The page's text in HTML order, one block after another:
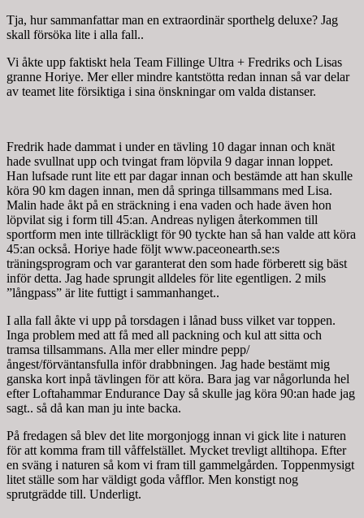
Tja, hur sammanfattar man en extraordinär sporthelg deluxe? Jag
skall försöka lite i alla fall..
Vi åkte upp faktiskt hela Team Fillinge Ultra + Fredriks och Lisas
granne Horiye. Mer eller mindre kantstötta redan innan så var delar
av teamet lite försiktiga i sina önskningar om valda distanser.
Fredrik hade dammat i under en tävling 10 dagar innan och knät
hade svullnat upp och tvingat fram löpvila 9 dagar innan loppet.
Han lufsade runt lite ett par dagar innan och bestämde att han skulle
köra 90 km dagen innan, men då springa tillsammans med Lisa.
Malin hade åkt på en sträckning i ena vaden och hade även hon
löpvilat sig i form till 45:an. Andreas nyligen återkommen till
sportform men inte tillräckligt för 90 tyckte han så han valde att köra
45:an också. Horiye hade följt www.paceonearth.se:s
träningsprogram och var garanterat den som hade förberett sig bäst
inför detta. Jag hade sprungit alldeles för lite egentligen. 2 mils
”långpass” är lite futtigt i sammanhanget..
I alla fall åkte vi upp på torsdagen i lånad buss vilket var toppen.
Inga problem med att få med all packning och kul att sitta och
tramsa tillsammans. Alla mer eller mindre pepp/
ångest/förväntansfulla inför drabbningen. Jag hade bestämt mig
ganska kort inpå tävlingen för att köra. Bara jag var någorlunda hel
efter Loftahammar Endurance Day så skulle jag köra 90:an hade jag
sagt.. så då kan man ju inte backa.
På fredagen så blev det lite morgonjogg innan vi gick lite i naturen
för att komma fram till våffelstället. Mycket trevligt alltihopa. Efter
en sväng i naturen så kom vi fram till gammelgården. Toppenmysigt
litet ställe som har väldigt goda våfflor. Men konstigt nog
sprutgrädde till. Underligt.